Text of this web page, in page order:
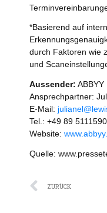
*Basierend auf
durch Faktoren wie
und
Aussender: ABBYY
Ansprechpartner:
E-Mail:
Tel.: +49 89 5111590
Website:
Quelle:
Zurück
ZURÜCK